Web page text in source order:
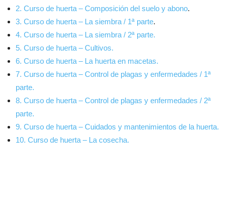
2. Curso de huerta – Composición del suelo y abono.
3. Curso de huerta – La siembra / 1ª parte.
4. Curso de huerta – La siembra / 2ª parte.
5. Curso de huerta – Cultivos.
6. Curso de huerta – La huerta en macetas.
7. Curso de huerta – Control de plagas y enfermedades / 1ª
parte.
8. Curso de huerta – Control de plagas y enfermedades / 2ª
parte.
9. Curso de huerta – Cuidados y mantenimientos de la huerta.
10. Curso de huerta – La cosecha.